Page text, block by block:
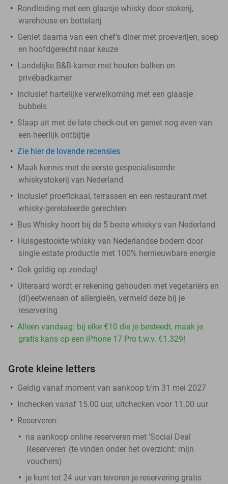
Rondleiding met een glaasje whisky door stokerij,
warehouse en bottelarij
Geniet daarna van een chef's diner met proeverijen, soep
en hoofdgerecht naar keuze
Landelijke B&B-kamer met houten balken en
privébadkamer
Inclusief hartelijke verwelkoming met een glaasje
bubbels
Slaap uit met de late check-out en geniet nog even van
een heerlijk ontbijtje
Zie hier de lovende recensies
Maak kennis met de eerste gespecialiseerde
whiskystokerij van Nederland
Inclusief proeflokaal, terrassen en een restaurant met
whisky-gerelateerde gerechten
Bus Whisky hoort bij de 5 beste whisky's van Nederland
Huisgestookte whisky van Nederlandse bodem door
single estate productie met 100% hernieuwbare energie
Ook geldig op zondag!
Uiteraard wordt er rekening gehouden met vegetariërs en
(di)eetwensen of allergieën, vermeld deze bij je
reservering
Alleen vandaag: bij elke €10 die je besteedt, maak je
gratis kans op een iPhone 17 Pro t.w.v. €1.329!
Grote kleine letters
Geldig vanaf moment van aankoop t/m 31 mei 2027
Inchecken vanaf 15.00 uur, uitchecken voor 11.00 uur
Reserveren:
na aankoop online reserveren met 'Social Deal
Reserveren' (te vinden onder het overzicht: mijn
vouchers)
je kunt tot 24 uur van tevoren je reservering gratis